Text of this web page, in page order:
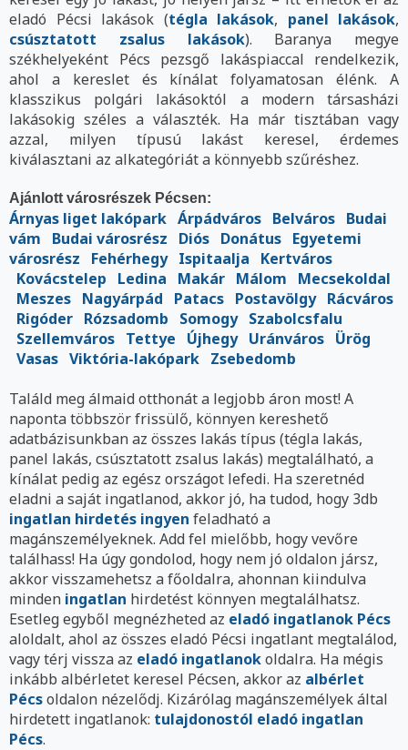
eladó Pécsi lakások (tégla lakások, panel lakások,
csúsztatott zsalus lakások). Baranya megye
székhelyeként Pécs pezsgő lakáspiaccal rendelkezik,
ahol a kereslet és kínálat folyamatosan élénk. A
klasszikus polgári lakásoktól a modern társasházi
lakásokig széles a választék. Ha már tisztában vagy
azzal, milyen típusú lakást keresel, érdemes
kiválasztani az alkategóriát a könnyebb szűréshez.
Ajánlott városrészek Pécsen:
Árnyas liget lakópark Árpádváros Belváros Budai
vám
Budai városrész Diós Donátus Egyetemi
városrész
Fehérhegy Ispitaalja
Kertváros
Kovácstelep
Ledina Makár Málom
Mecsekoldal
Meszes Nagyárpád Patacs Postavölgy Rácváros
Rigóder Rózsadomb Somogy Szabolcsfalu
Szellemváros Tettye Újhegy Uránváros Ürög
Vasas Viktória-lakópark Zsebedomb
Találd meg álmaid otthonát a legjobb áron most! A
naponta többször frissülő, könnyen kereshető
adatbázisunkban az összes lakás típus (tégla lakás,
panel lakás, csúsztatott zsalus lakás) megtalálható, a
kínálat pedig az egész országot lefedi. Ha szeretnéd
eladni a saját ingatlanod, akkor jó, ha tudod, hogy 3db
ingatlan hirdetés ingyen feladható a
magánszemélyeknek. Add fel mielőbb, hogy vevőre
találhass! Ha úgy gondolod, hogy nem jó oldalon jársz,
akkor visszamehetsz a főoldalra, ahonnan kiindulva
minden ingatlan hirdetést könnyen megtalálhatsz.
Esetleg egyből megnézheted az eladó ingatlanok Pécs
aloldalt, ahol az összes eladó Pécsi ingatlant megtalálod,
vagy térj vissza az eladó ingatlanokoldalra. Ha mégis
inkább albérletet keresel Pécsen, akkor az albérlet
Pécsoldalon nézelődj. Kizárólag magánszemélyek által
hirdetett ingatlanok: tulajdonostól eladó ingatlan
Pécs.